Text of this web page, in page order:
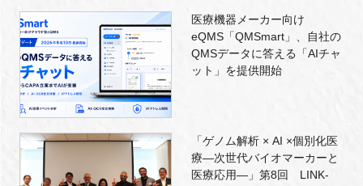
医療機器メーカー向け
eQMS「QMSmart」、自社の
QMSデータに答える「AIチャ
ット」を提供開始
「ゲノム解析 × AI ×個別化医
療―次世代バイオマーカーと
医療応用―」第8回 LINK-